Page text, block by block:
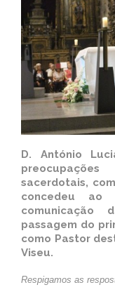
D. António
sacerdotais,
concedeu
comunicação
passagem do
como Pastor
Viseu.
Respigamos as